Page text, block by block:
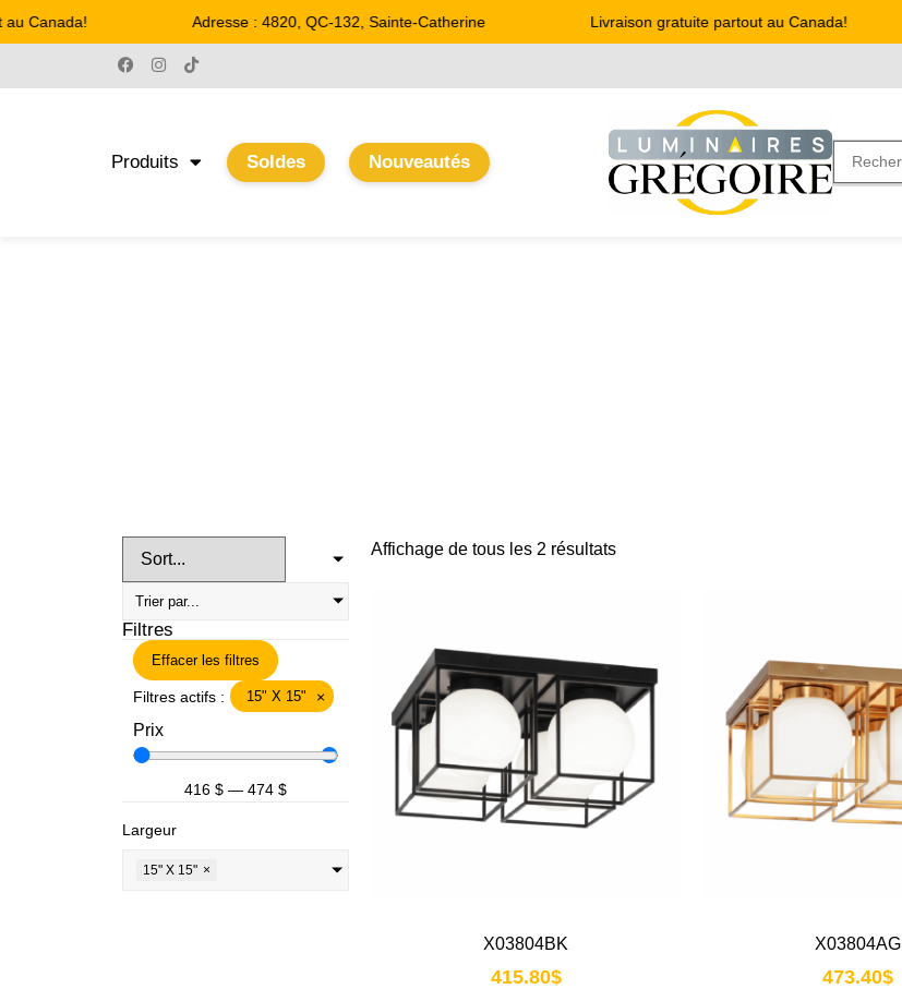
Canada! Adresse : 4820, QC-132, Sainte-Catherine Livraison gratuite partout au Canada!
Produits Soldes Nouveautés
Filtres
Effacer les filtres
Filtres actifs : 15" X 15" ×
Prix
416 $ — 474 $
Largeur
15" X 15" ×
Affichage de tous les 2 résultats
X03804BK
415.80$
X03804AG
473.40$